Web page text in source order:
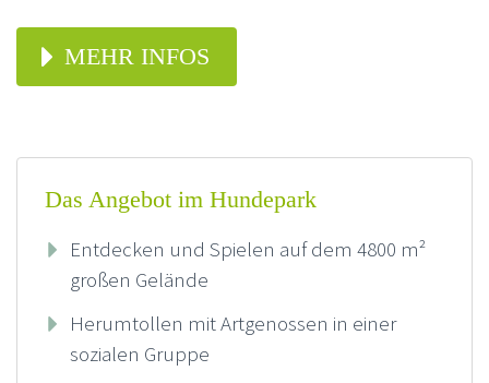
MEHR INFOS
Das Angebot im Hundepark
Entdecken und Spielen auf dem 4800 m²
großen Gelände
Herumtollen mit Artgenossen in einer
sozialen Gruppe